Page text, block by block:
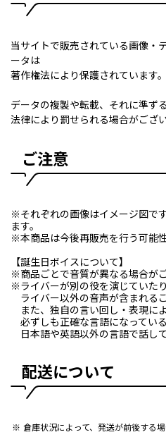
当サイトで販売されている画像・
ータは
著作権法により保護されています。
データの複製や転載、それに準ず
法律により罰せられる場合がござい
ご注意
※それぞれの画像はイメージ図で
ます。
※本商品は今後再販売を行う可能
【誕生日ボイスについて】
※商品ごとで音質が異なる場合がご
※ライバーが別の役を演じていたり
ライバー以外の音声が含まれる
また、独自の言い回し・表現によ
必ずしも正確な言語になっている
日本語や英語以外の言語で話し
配送について
倉庫状況によって、発送が前後する場